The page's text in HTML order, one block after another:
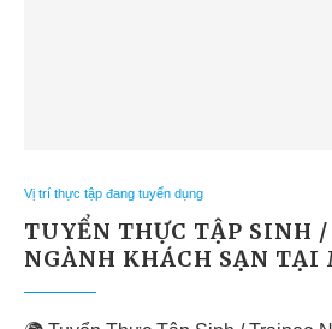
Vị trí thực tập đang tuyển dụng
TUYỂN THỰC TẬP SINH
NGÀNH KHÁCH SẠN TẠI